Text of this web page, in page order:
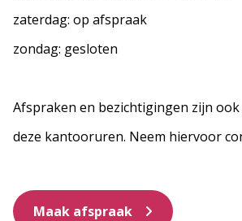
zaterdag: op afspraak
zondag: gesloten
Afspraken en bezichtigingen zijn
deze kantooruren. Neem hiervoor
Maak afspraak